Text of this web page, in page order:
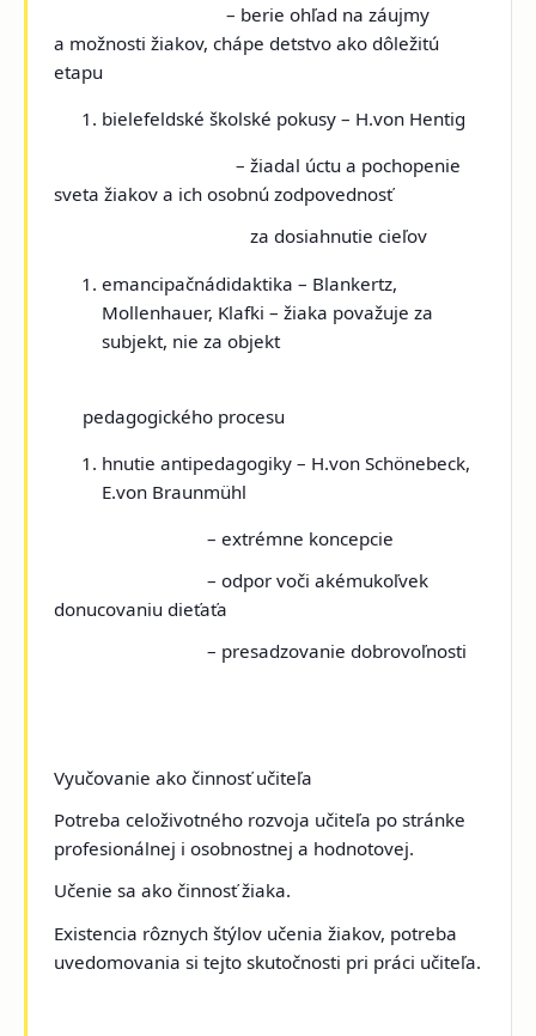
– berie ohľad na záujmy
a možnosti žiakov, chápe detstvo ako dôležitú
etapu
bielefeldské školské pokusy – H.von Hentig
– žiadal úctu a pochopenie
sveta žiakov a ich osobnú zodpovednosť
za dosiahnutie cieľov
emancipačnádidaktika – Blankertz,
Mollenhauer, Klafki – žiaka považuje za
subjekt, nie za objekt
pedagogického procesu
hnutie antipedagogiky – H.von Schönebeck,
E.von Braunmühl
– extrémne koncepcie
– odpor voči akémukoľvek
donucovaniu dieťaťa
– presadzovanie dobrovoľnosti
Vyučovanie ako činnosť učiteľa
Potreba celoživotného rozvoja učiteľa po stránke
profesionálnej i osobnostnej a hodnotovej.
Učenie sa ako činnosť žiaka.
Existencia rôznych štýlov učenia žiakov, potreba
uvedomovania si tejto skutočnosti pri práci učiteľa.